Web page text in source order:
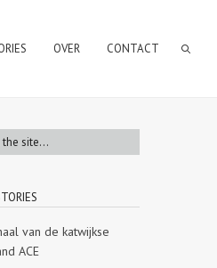
OVER CONTACT
van de katwijkse
ACE